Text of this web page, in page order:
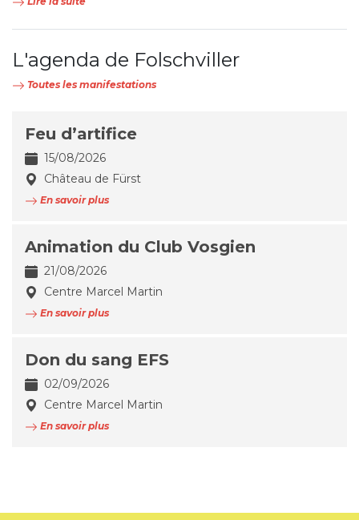
L'agenda de Folschviller
Toutes les manifestations
Feu d’artifice
15/08/2026
Château de Fürst
En savoir plus
Animation du Club Vosgien
21/08/2026
Centre Marcel Martin
En savoir plus
Don du sang EFS
02/09/2026
Centre Marcel Martin
En savoir plus